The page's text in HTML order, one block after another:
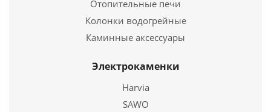
Купить в 1 клик
Отопительные печи
Колонки водогрейные
Каминные аксессуары
Электрокаменки
Harvia
SAWO